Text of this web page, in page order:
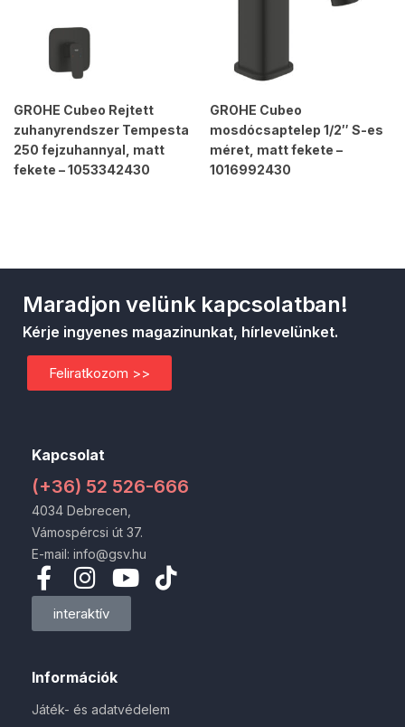
GROHE Cubeo Rejtett
zuhanyrendszer Tempesta
250 fejzuhannyal, matt
fekete – 1053342430
GROHE Cubeo
mosdócsaptelep 1/2″ S-es
méret, matt fekete –
1016992430
Információk
Játék- és adatvédelem
Kapcsolat
(+36) 52 526-666
4034 Debrecen,
Vámospércsi út 37.
E-mail: info@gsv.hu
interaktív
Maradjon velünk kapcsolatban!
Kérje ingyenes magazinunkat, hírlevelünket.
Feliratkozom >>